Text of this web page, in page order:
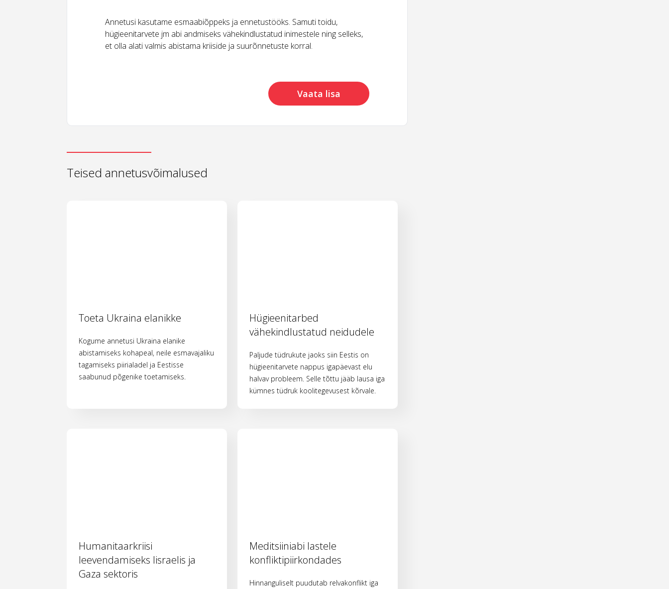
Annetusi kasutame esmaabiõppeks ja ennetustööks. Samuti toidu,
hügieenitarvete jm abi andmiseks vähekindlustatud inimestele ning selleks,
et olla alati valmis abistama kriiside ja suurõnnetuste korral.
Vaata lisa
Teised annetusvõimalused
Toeta Ukraina elanikke
Kogume annetusi Ukraina elanike
abistamiseks kohapeal, neile esmavajaliku
tagamiseks piirialadel ja Eestisse
saabunud põgenike toetamiseks.
Hügieenitarbed
vähekindlustatud neidudele
Paljude tüdrukute jaoks siin Eestis on
hügieenitarvete nappus igapäevast elu
halvav probleem. Selle tõttu jääb lausa iga
kümnes tüdruk koolitegevusest kõrvale.
Humanitaarkriisi
leevendamiseks Iisraelis ja
Gaza sektoris
Meditsiiniabi lastele
konfliktipiirkondades
Hinnanguliselt puudutab relvakonflikt iga